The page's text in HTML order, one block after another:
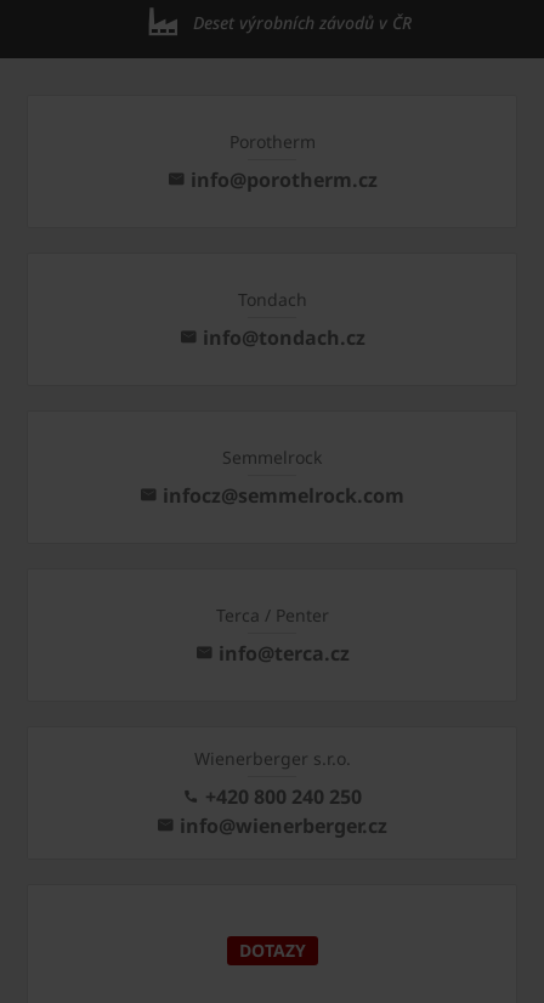
Deset výrobních závodů v ČR
Porotherm
info@porotherm.cz
Tondach
info@tondach.cz
Semmelrock
infocz@semmelrock.com
Terca / Penter
info@terca.cz
Wienerberger s.r.o.
+420 800 240 250
info@wienerberger.cz
DOTAZY